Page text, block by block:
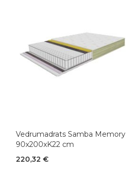
Vedrumadrats Samba Memory
90x200xK22 cm
220,32 €